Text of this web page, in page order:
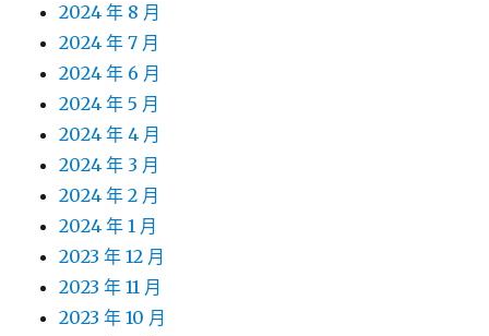
2024 年 8 月
2024 年 7 月
2024 年 6 月
2024 年 5 月
2024 年 4 月
2024 年 3 月
2024 年 2 月
2024 年 1 月
2023 年 12 月
2023 年 11 月
2023 年 10 月